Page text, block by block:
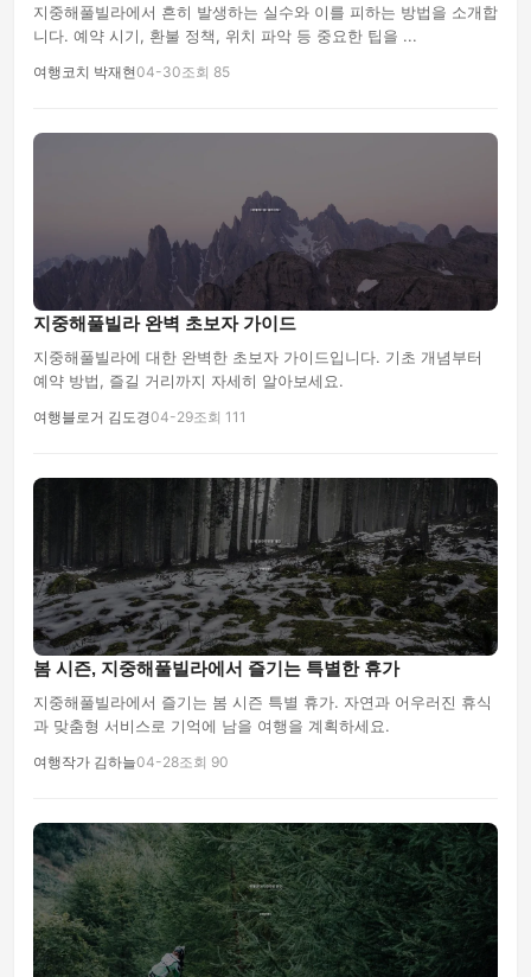
지중해풀빌라에서 흔히 발생하는 실수와 이를 피하는 방법을 소개합
니다. 예약 시기, 환불 정책, 위치 파악 등 중요한 팁을 ...
여행코치 박재현04-30조회 85
지중해풀빌라 완벽 초보자 가이드
지중해풀빌라에 대한 완벽한 초보자 가이드입니다. 기초 개념부터
예약 방법, 즐길 거리까지 자세히 알아보세요.
여행블로거 김도경04-29조회 111
봄 시즌, 지중해풀빌라에서 즐기는 특별한 휴가
지중해풀빌라에서 즐기는 봄 시즌 특별 휴가. 자연과 어우러진 휴식
과 맞춤형 서비스로 기억에 남을 여행을 계획하세요.
여행작가 김하늘04-28조회 90